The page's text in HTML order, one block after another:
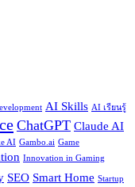
AI Skills AI เรียนรู้
ChatGPT Claude AI
AI Gambo.ai Game
Innovation in Gaming
SEO Smart Home Startup